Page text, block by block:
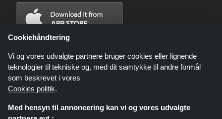
Cookiehåndtering
Vi og vores udvalgte partnere bruger cookies eller lignende
teknologier til tekniske og, med dit samtykke til andre formål
som beskrevet i vores
Cookies politik.
Med hensyn til annoncering kan vi og vores udvalgte